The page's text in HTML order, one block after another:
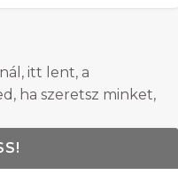
itt lent, a
ha szeretsz minket,